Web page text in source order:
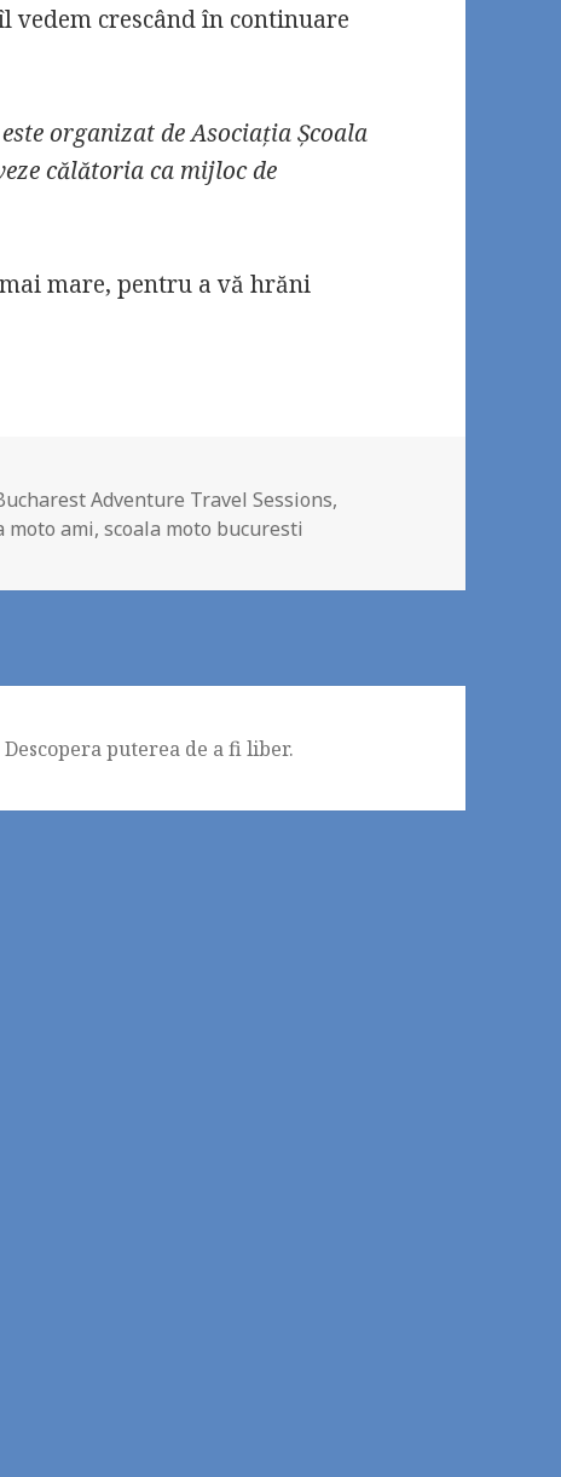
vedem crescând în continuare
organizat de Asociația Școala
călătoria ca mijloc de
mare, pentru a vă hrăni
Adventure Travel Sessions,
moto ami,scoala moto bucuresti
puterea de a fi liber.